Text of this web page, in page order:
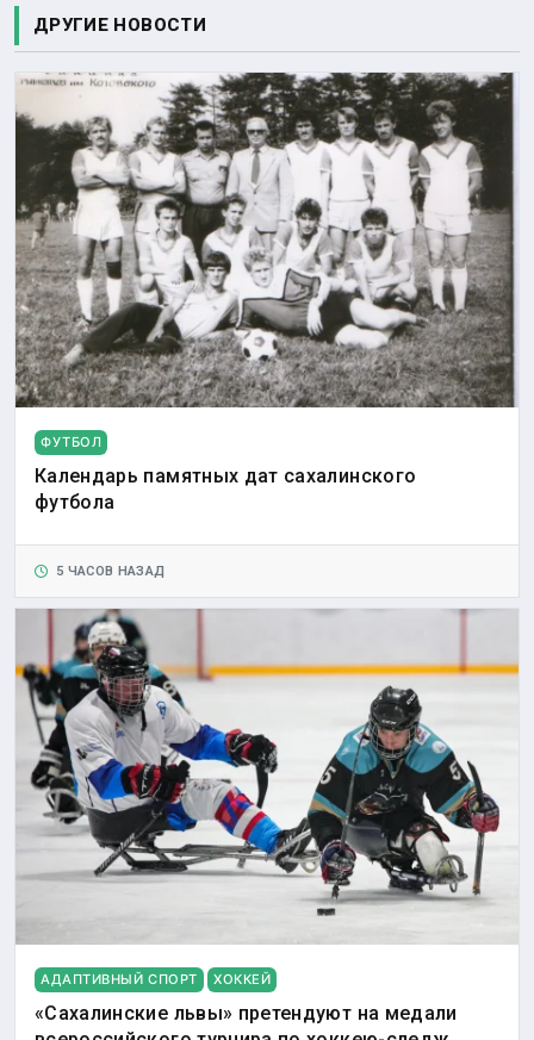
ДРУГИЕ НОВОСТИ
ФУТБОЛ
Календарь памятных дат сахалинского
футбола
5 ЧАСОВ НАЗАД
АДАПТИВНЫЙ СПОРТ ХОККЕЙ
«Сахалинские львы» претендуют на медали